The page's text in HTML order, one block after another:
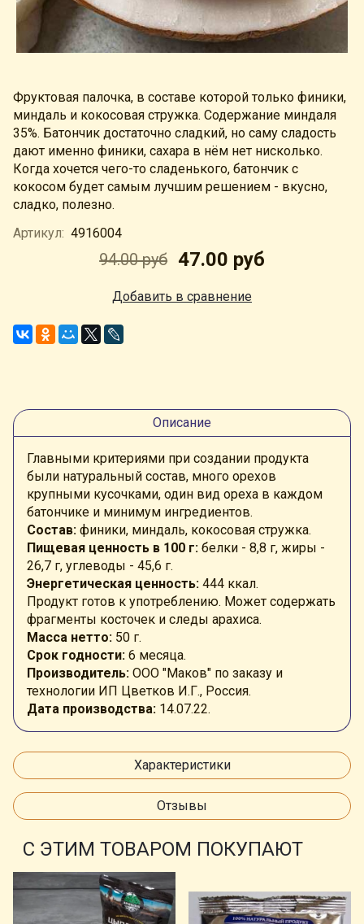
Фруктовая палочка, в составе которой только финики,
миндаль и кокосовая стружка. Содержание миндаля
35%. Батончик достаточно сладкий, но саму сладость
дают именно финики, сахара в нём нет нисколько.
Когда хочется чего-то сладенького, батончик с
кокосом будет самым лучшим решением - вкусно,
сладко, полезно.
Артикул: 4916004
94.00 руб 47.00 руб
Добавить в сравнение
Описание
Главными критериями при создании продукта
были натуральный состав, много орехов
крупными кусочками, один вид ореха в каждом
батончике и минимум ингредиентов.
Состав: финики, миндаль, кокосовая стружка.
Пищевая ценность в 100 г: белки - 8,8 г, жиры -
26,7 г, углеводы - 45,6 г.
Энергетическая ценность: 444 ккал.
Продукт готов к употреблению. Может содержать
фрагменты косточек и следы арахиса.
Масса нетто: 50 г.
Срок годности: 6 месяца.
Производитель: ООО "Маков" по заказу и
технологии ИП Цветков И.Г., Россия.
Дата производства: 14.07.22.
Характеристики
Отзывы
С ЭТИМ ТОВАРОМ ПОКУПАЮТ